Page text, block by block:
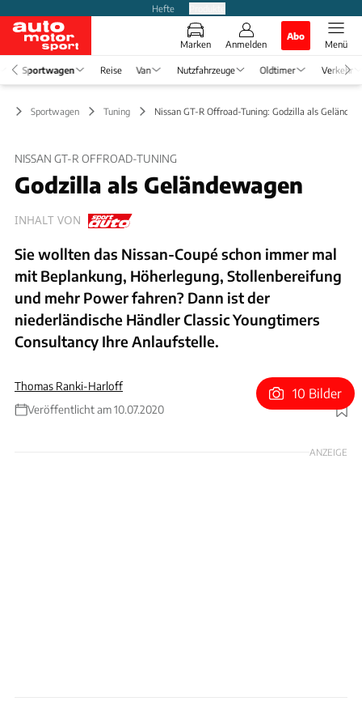
Hefte
Marken Anmelden
Abo
Menü
Sportwagen Reise Van Nutzfahrzeuge Oldtimer Verkehr
Sportwagen Tuning Nissan GT-R Offroad-Tuning: Godzilla als
NISSAN GT-R OFFROAD-TUNING
Godzilla als Geländewagen
INHALT VON
Sie wollten das Nissan-Coupé schon immer mal
mit Beplankung, Höherlegung, Stollenbereifung
und mehr Power fahren? Dann ist der
niederländische Händler Classic Youngtimers
Consultancy Ihre Anlaufstelle.
Thomas Ranki-Harloff
Veröffentlicht am 10.07.2020
Foto: Classic Youngtimers Consultancy
10 Bilder
ANZEIGE